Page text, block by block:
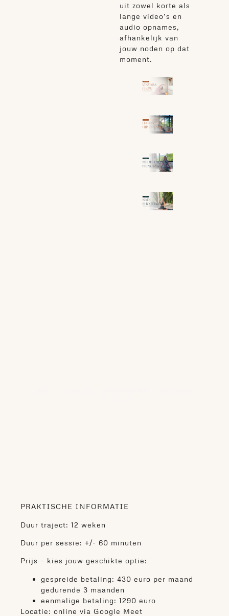
uit zowel korte als
lange video’s en
audio opnames,
afhankelijk van
jouw noden op dat
moment.
PRAKTISCHE INFORMATIE
Duur traject: 12 weken
Duur per sessie: +/- 60 minuten
Prijs – kies jouw geschikte optie:
gespreide betaling: 430 euro per maand
gedurende 3 maanden
eenmalige betaling: 1290 euro
Locatie: online via Google Meet